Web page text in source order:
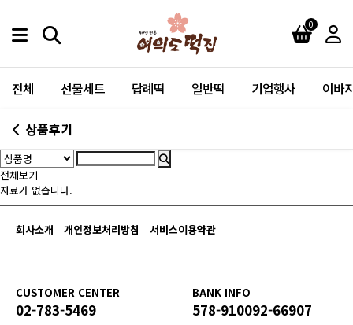
0
전체 선물세트 답례떡 일반떡 기업행사 이바
상품후기
전체보기
자료가 없습니다.
회사소개 개인정보처리방침 서비스이용약관
CUSTOMER CENTER
02-783-5469
BANK INFO
578-910092-66907